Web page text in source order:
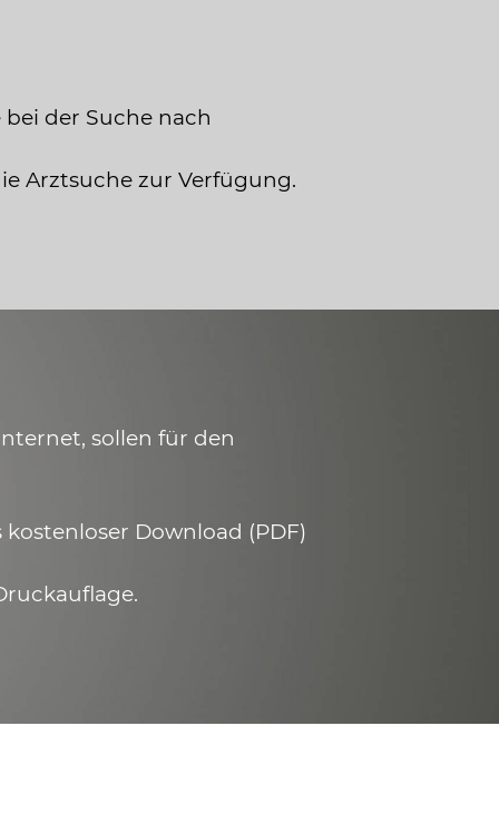
der Suche nach
Arztsuche zur Verfügung.
sollen für den
Download (PDF)